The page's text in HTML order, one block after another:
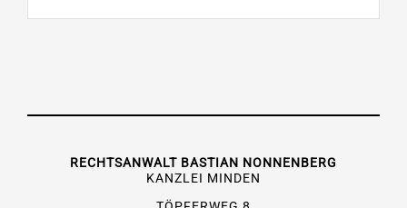
RECHTSANWALT BASTIAN NONNENBERG
KANZLEI MINDEN